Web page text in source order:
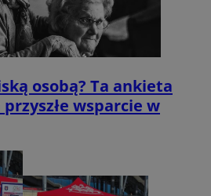
osobą? Ta ankieta
wsparcie w